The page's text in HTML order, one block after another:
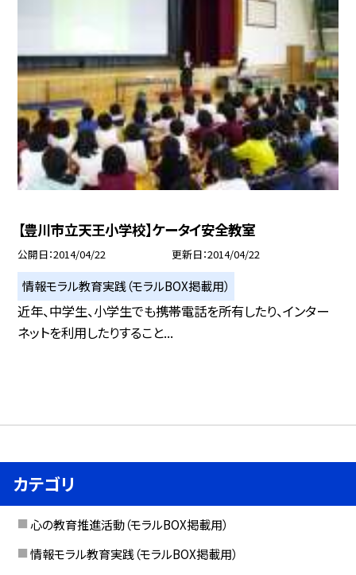
【豊川市立天王小学校】ケータイ安全教室
公開日 2014/04/22 更新日 2014/04/22
情報モラル教育実践（モラルBOX掲載用）
近年、中学生、小学生でも携帯電話を所有したり、インター
ネットを利用したりすること...
カテゴリ
心の教育推進活動（モラルBOX掲載用）
情報モラル教育実践（モラルBOX掲載用）